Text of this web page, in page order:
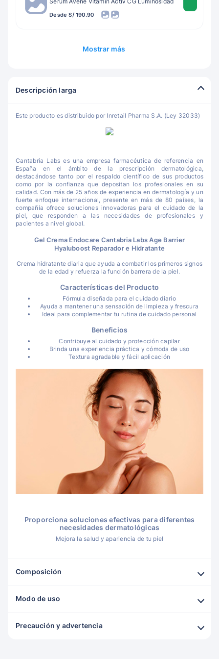
Desde S/ 190.90
Mostrar más
Descripción larga
Este producto es distribuido por Inretail Pharma S.A. (Ley 32033)
Cantabria Labs es una empresa farmacéutica de referencia en
España en el ámbito de la prescripción dermatológica,
destacándose tanto por el respaldo científico de sus productos
como por la confianza que depositan los profesionales en su
calidad. Con más de 25 años de experiencia en dermatología y un
fuerte enfoque internacional, presente en más de 80 países, la
compañía ofrece soluciones innovadoras para el cuidado de la
piel, que responden a las necesidades de profesionales y
pacientes a nivel global.
Gel Crema Endocare Cantabria Labs Age Barrier
Hyaluboost Reparador e Hidratante
Crema hidratante diaria que ayuda a combatir los primeros signos
de la edad y refuerza la función barrera de la piel.
Características del Producto
Fórmula diseñada para el cuidado diario
Ayuda a mantener una sensación de limpieza y frescura
Ideal para complementar tu rutina de cuidado personal
Beneficios
Contribuye al cuidado y protección capilar
Brinda una experiencia práctica y cómoda de uso
Textura agradable y fácil aplicación
Proporciona soluciones efectivas para diferentes
necesidades dermatológicas
Mejora la salud y apariencia de tu piel
Composición
Modo de uso
Precaución y advertencia